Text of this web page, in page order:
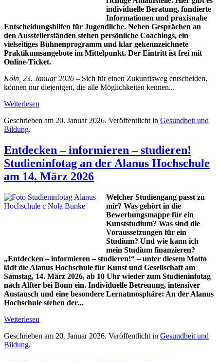
individuelle Beratung, fundierte
Informationen und praxisnahe
Entscheidungshilfen für Jugendliche. Neben Gesprächen an
den Ausstellerständen stehen persönliche Coachings, ein
vielseitiges Bühnenprogramm und klar gekennzeichnete
Praktikumsangebote im Mittelpunkt. Der Eintritt ist frei mit
Online-Ticket.
Köln, 23. Januar 2026 – Sich für einen Zukunftsweg entscheiden,
können nur diejenigen, die alle Möglichkeiten kennen...
Weiterlesen
Geschrieben am 20. Januar 2026. Veröffentlicht in Gesundheit und
Bildung.
Entdecken – informieren – studieren!
Studieninfotag an der Alanus Hochschule
am 14. März 2026
Welcher Studiengang passt zu
mir? Was gehört in die
Bewerbungsmappe für ein
Kunststudium? Was sind die
Voraussetzungen für ein
Studium? Und wie kann ich
mein Studium finanzieren?
„Entdecken – informieren – studieren!“ – unter diesem Motto
lädt die Alanus Hochschule für Kunst und Gesellschaft am
Samstag, 14. März 2026, ab 10 Uhr wieder zum Studieninfotag
nach Alfter bei Bonn ein. Individuelle Betreuung, intensiver
Austausch und eine besondere Lernatmosphäre: An der Alanus
Hochschule stehen der...
Weiterlesen
Geschrieben am 20. Januar 2026. Veröffentlicht in Gesundheit und
Bildung.